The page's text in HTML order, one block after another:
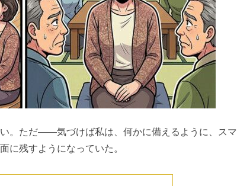
。ただ——気づけば私は、何かに備えるように、スマ
に残すようになっていた。